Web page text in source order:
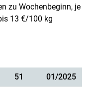
zu Wochenbeginn, je
13 €/100 kg
51
01/2025